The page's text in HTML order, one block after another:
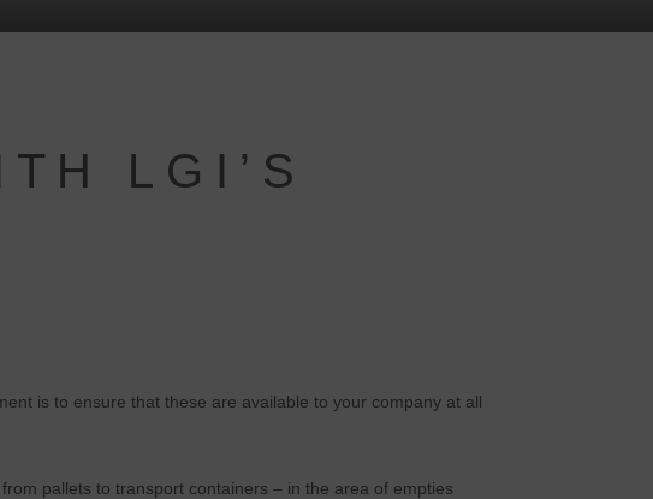
LGI’S
is to ensure that these are available to your company at all
pallets to transport containers – in the area of empties